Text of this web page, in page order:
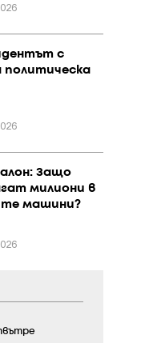
с
политическа
Защо
милиони в
машини?